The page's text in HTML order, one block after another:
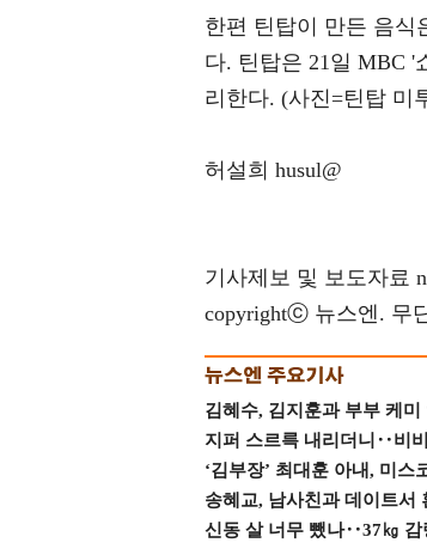
한편 틴탑이 만든 음식
다. 틴탑은 21일 MBC '
리한다. (사진=틴탑 미
허설희 husul@
기사제보 및 보도자료
copyrightⓒ 뉴스엔. 무
김혜수, 김지훈과 부부 케미
지퍼 스르륵 내리더니‥비
‘김부장’ 최대훈 아내, 미
송혜교, 남사친과 데이트
신동 살 너무 뺐나‥37㎏ 감